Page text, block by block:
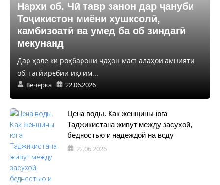
Нархи об. Чӣ тавр занон дар ҷануби
Тоҷикистон миёни хушксолӣ,
камбизоатӣ ва умед ба об зиндагӣ
мекунанд
Дар ҳоле ки роҳбарони ҷаҳон масъалаҳои амнияти
об, тағйирёбии иқлим...
Вечерка 22.06.2026
Цена воды. Как женщины юга
Таджикистана живут между засухой,
бедностью и надеждой на воду
22.06.2026